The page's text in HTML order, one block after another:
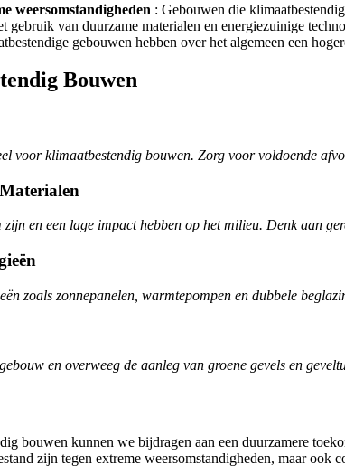
weersomstandigheden : Gebouwen die
gebruik van duurzame materialen en energiezuinige
gebouwen hebben over het algemeen een
Bouwen
voor klimaatbestendig bouwen. Zorg voor voldoende
en een lage impact hebben op het milieu. Denk aan
zoals zonnepanelen, warmtepompen en dubbele
en overweeg de aanleg van groene gevels en
bouwen kunnen we bijdragen aan een duurzamere
zijn tegen extreme weersomstandigheden, maar ook